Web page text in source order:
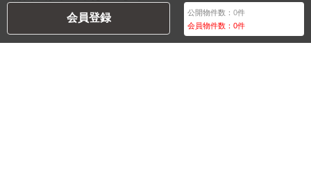
会員登録 公開物件数：0件
会員物件数：0件